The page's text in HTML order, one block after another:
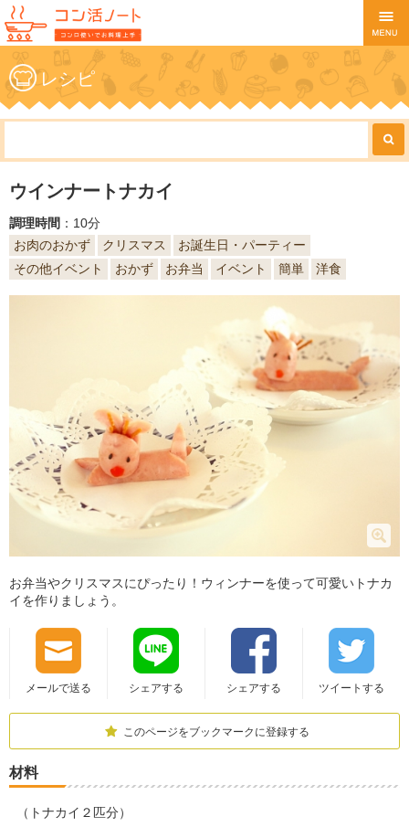
レシピ
ウインナートナカイ
調理時間 ：10分
お肉のおかず
クリスマス
お誕生日・パーティー
その他イベント
おかず お弁当 イベント 簡単 洋食
お弁当やクリスマスにぴったり！ウィンナーを使って可愛いトナカ
イを作りましょう。
メールで送る シェアする シェアする ツイートする
このページをブックマークに登録する
材料
（トナカイ２匹分）